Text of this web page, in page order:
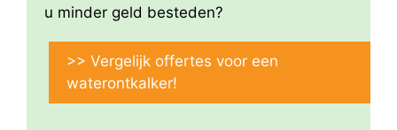
u minder geld besteden?
>> Vergelijk offertes voor een
waterontkalker!